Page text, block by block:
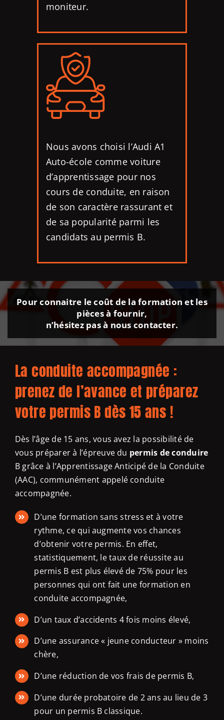
moniteur.
Nous avons choisi l’Audi A1
Auto-école comme voiture
d’apprentissage pour nos
cours de conduite, en raison
de son caractère rassurant et
de sa popularité parmi les
candidats au permis B.
Pour connaitre le coût de la formation et les
pièces à fournir,
n’hésitez pas à nous contacter.
La conduite accompagnée :
prenez de l’avance et préparez
votre permis B dès 15 ans !
Dès l’âge de 15 ans, vous avez la possibilité de
vous préparer à l’épreuve du permis de conduire
B grâce à l’Apprentissage Anticipé de la Conduite
(AAC), communément appelé conduite
accompagnée.
D’une formation sans stress et à votre
rythme, ce qui augmente vos chances
d’obtenir votre permis. En effet,
statistiquement, le taux de réussite au
permis B est plus élevé de 75% pour les
personnes qui ont fait une formation en
conduite accompagnée,
D’un taux d’accidents 4 fois moins élevé,
D’une assurance « jeune conducteur » moins
chère,
D’une réduction de vos frais de permis B,
D’une durée probatoire de 2 ans au lieu de 3
pour un permis B classique.